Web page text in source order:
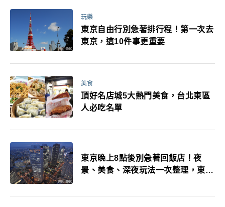
玩樂
東京自由行別急著排行程！第一次去
東京，這10件事更重要
美食
頂好名店城5大熱門美食，台北東區
人必吃名單
東京晚上8點後別急著回飯店！夜
景、美食、深夜玩法一次整理，東京